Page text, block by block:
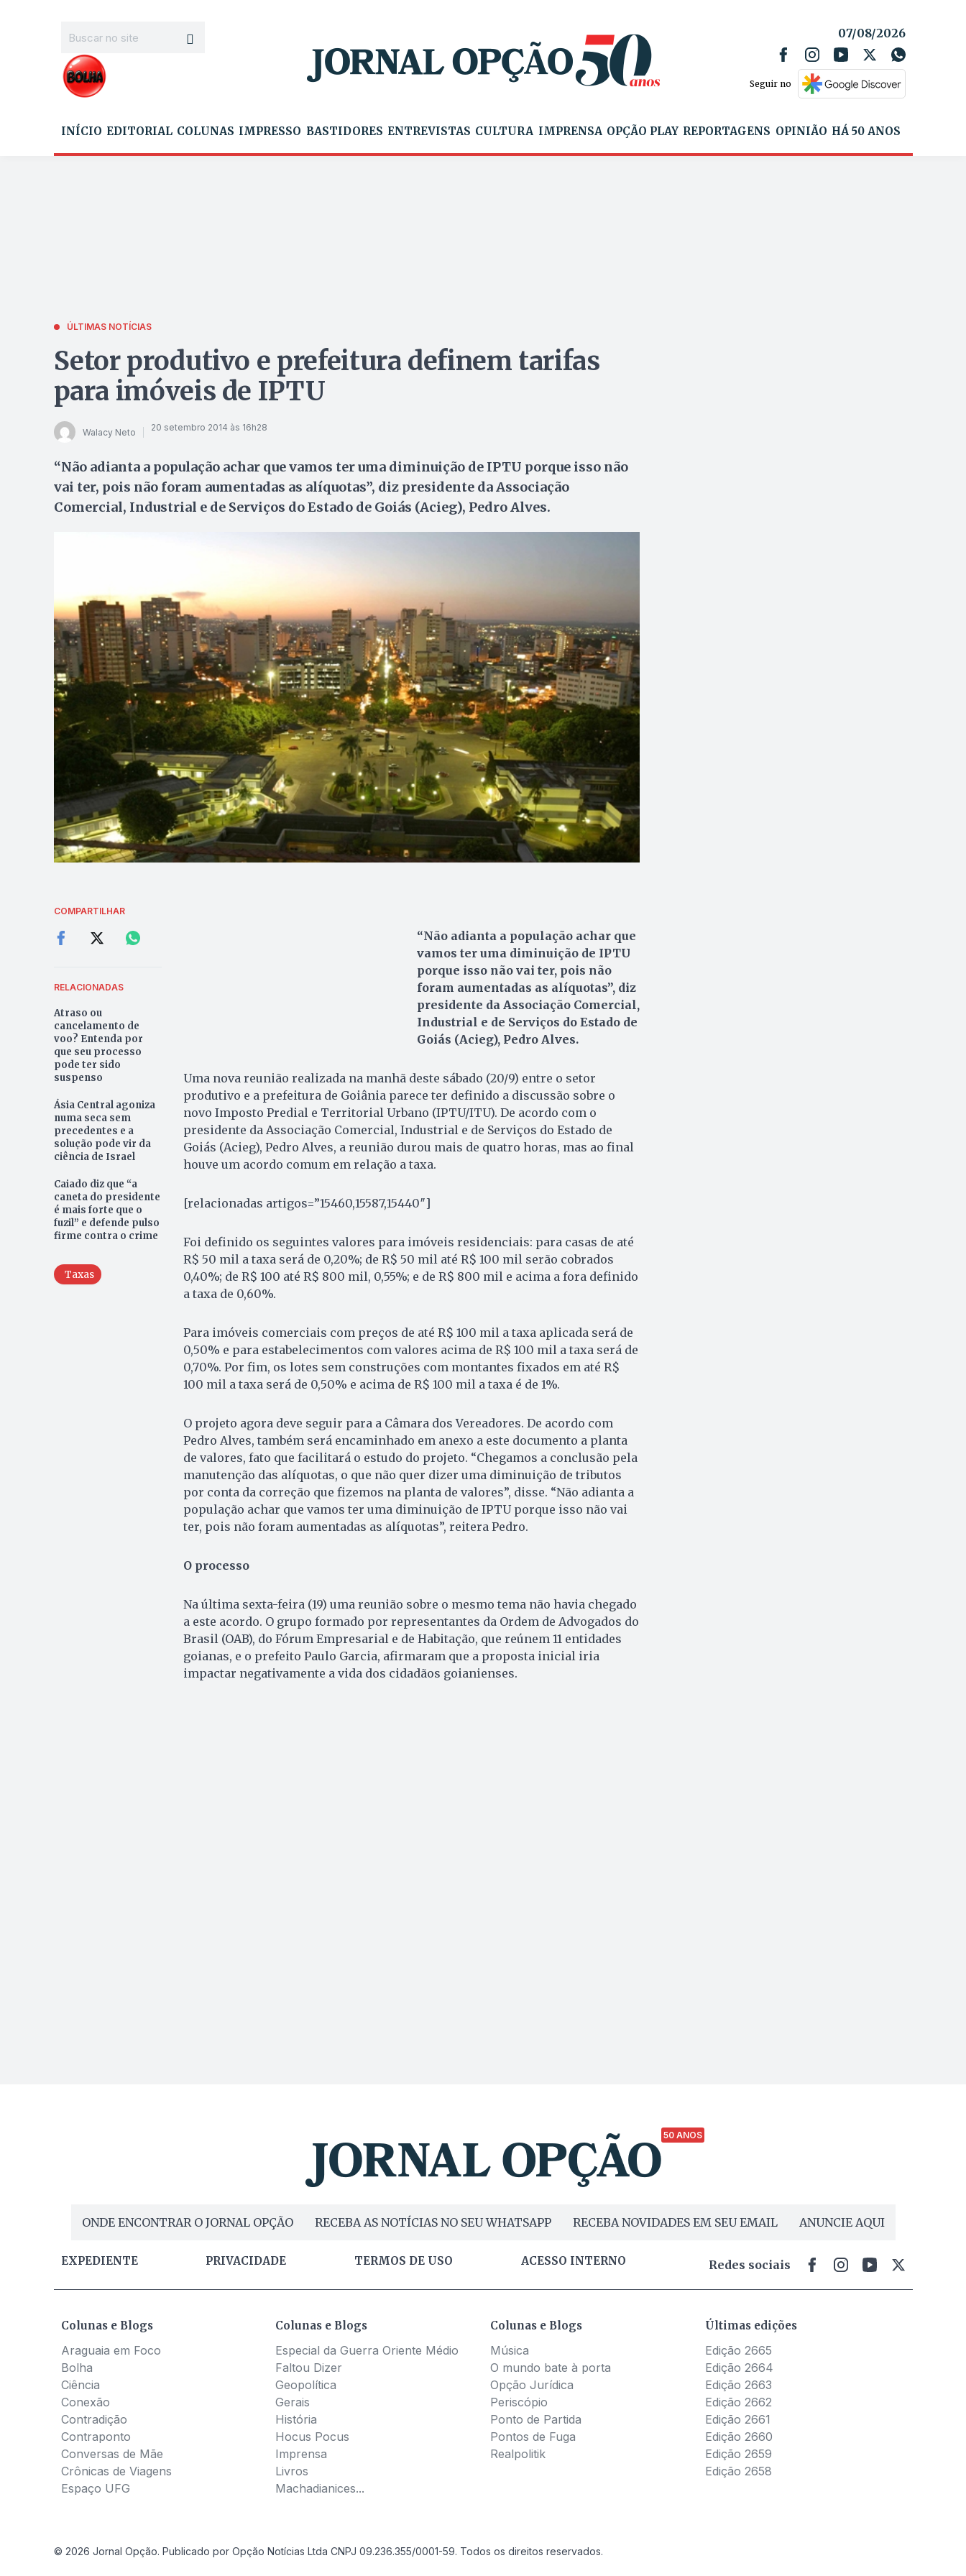
07/08/2026
Seguir no
INÍCIO EDITORIAL COLUNAS IMPRESSO BASTIDORES ENTREVISTAS CULTURA IMPRENSA OPÇÃO PLAY REPORTAGENS OPINIÃO HÁ 50 ANOS
ÚLTIMAS NOTÍCIAS
Setor produtivo e prefeitura definem tarifas
para imóveis de IPTU
Walacy Neto 20 setembro 2014 às 16h28
“Não adianta a população achar que vamos ter uma diminuição de IPTU porque isso não
vai ter, pois não foram aumentadas as alíquotas”, diz presidente da Associação
Comercial, Industrial e de Serviços do Estado de Goiás (Acieg), Pedro Alves.
COMPARTILHAR
RELACIONADAS
Atraso ou
cancelamento de
voo? Entenda por
que seu processo
pode ter sido
suspenso
Ásia Central agoniza
numa seca sem
precedentes e a
solução pode vir da
ciência de Israel
Caiado diz que “a
caneta do presidente
é mais forte que o
fuzil” e defende pulso
firme contra o crime
Taxas
“Não adianta a população achar que
vamos ter uma diminuição de IPTU
porque isso não vai ter, pois não
foram aumentadas as alíquotas”, diz
presidente da Associação Comercial,
Industrial e de Serviços do Estado de
Goiás (Acieg), Pedro Alves.
Uma nova reunião realizada na manhã deste sábado (20/9) entre o setor
produtivo e a prefeitura de Goiânia parece ter definido a discussão sobre o
novo Imposto Predial e Territorial Urbano (IPTU/ITU). De acordo com o
presidente da Associação Comercial, Industrial e de Serviços do Estado de
Goiás (Acieg), Pedro Alves, a reunião durou mais de quatro horas, mas ao final
houve um acordo comum em relação a taxa.
[relacionadas artigos=”15460,15587,15440″]
Foi definido os seguintes valores para imóveis residenciais: para casas de até
R$ 50 mil a taxa será de 0,20%; de R$ 50 mil até R$ 100 mil serão cobrados
0,40%; de R$ 100 até R$ 800 mil, 0,55%; e de R$ 800 mil e acima a fora definido
a taxa de 0,60%.
Para imóveis comerciais com preços de até R$ 100 mil a taxa aplicada será de
0,50% e para estabelecimentos com valores acima de R$ 100 mil a taxa será de
0,70%. Por fim, os lotes sem construções com montantes fixados em até R$
100 mil a taxa será de 0,50% e acima de R$ 100 mil a taxa é de 1%.
O projeto agora deve seguir para a Câmara dos Vereadores. De acordo com
Pedro Alves, também será encaminhado em anexo a este documento a planta
de valores, fato que facilitará o estudo do projeto. “Chegamos a conclusão pela
manutenção das alíquotas, o que não quer dizer uma diminuição de tributos
por conta da correção que fizemos na planta de valores”, disse. “Não adianta a
população achar que vamos ter uma diminuição de IPTU porque isso não vai
ter, pois não foram aumentadas as alíquotas”, reitera Pedro.
O processo
Na última sexta-feira (19) uma reunião sobre o mesmo tema não havia chegado
a este acordo. O grupo formado por representantes da Ordem de Advogados do
Brasil (OAB), do Fórum Empresarial e de Habitação, que reúnem 11 entidades
goianas, e o prefeito Paulo Garcia, afirmaram que a proposta inicial iria
impactar negativamente a vida dos cidadãos goianienses.
50 ANOS
ONDE ENCONTRAR O JORNAL OPÇÃO RECEBA AS NOTÍCIAS NO SEU WHATSAPP RECEBA NOVIDADES EM SEU EMAIL ANUNCIE AQUI
EXPEDIENTE PRIVACIDADE TERMOS DE USO ACESSO INTERNO Redes sociais
Colunas e Blogs
Araguaia em Foco
Bolha
Ciência
Conexão
Contradição
Contraponto
Conversas de Mãe
Crônicas de Viagens
Espaço UFG
Colunas e Blogs
Especial da Guerra Oriente Médio
Faltou Dizer
Geopolítica
Gerais
História
Hocus Pocus
Imprensa
Livros
Machadianices...
Colunas e Blogs
Música
O mundo bate à porta
Opção Jurídica
Periscópio
Ponto de Partida
Pontos de Fuga
Realpolitik
Últimas edições
Edição 2665
Edição 2664
Edição 2663
Edição 2662
Edição 2661
Edição 2660
Edição 2659
Edição 2658
© 2026 Jornal Opção. Publicado por Opção Notícias Ltda CNPJ 09.236.355/0001-59. Todos os direitos reservados.